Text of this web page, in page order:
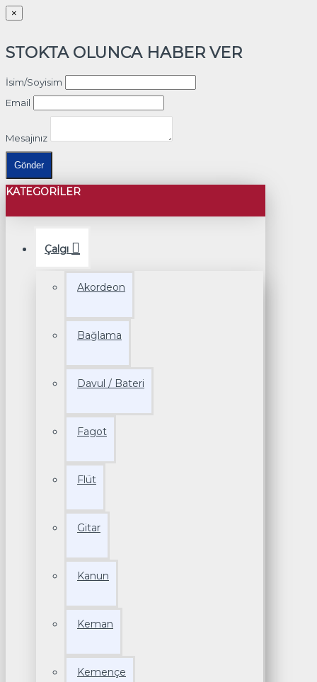
×
STOKTA OLUNCA HABER VER
İsim/Soyisim
Email
Mesajınız
Gönder
KATEGORILER
Çalgı
Akordeon
Bağlama
Davul / Bateri
Fagot
Flüt
Gitar
Kanun
Keman
Kemençe